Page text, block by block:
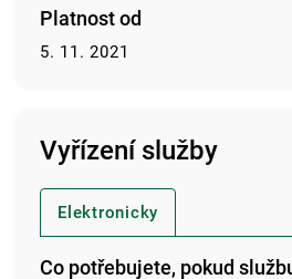
Platnost od
5. 11. 2021
Vyřízení služby
Elektronicky
Co potřebujete, pokud